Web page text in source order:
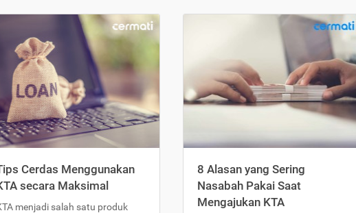
Cerdas Menggunakan
secara Maksimal
menjadi salah satu produk
8 Alasan yang Sering
Nasabah Pakai Saat
Mengajukan KTA